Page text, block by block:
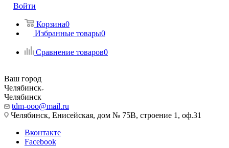
Войти
Корзина0
Избранные товары0
Сравнение товаров0
Ваш город
Челябинск
Челябинск
tdm-ooo@mail.ru
Челябинск, Енисейская, дом № 75В, строение 1, оф.31
Вконтакте
Facebook